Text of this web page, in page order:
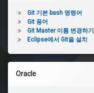
Git 기본 bash 명령어
Git 용어
Git Master 이름 변경하기
Eclipse에서 Git을 설치
Oracle